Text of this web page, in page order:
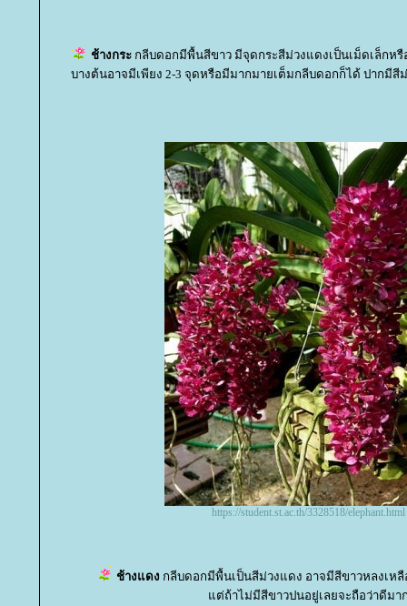
ช้างกระกลีบดอกมีพื้นสีขาว มีจุดกระสีม่วงแดงเป็นเม็ดเล็กห
บางต้นอาจมีเพียง 2-3 จุดหรือมีมากมายเต็มกลีบดอกก็ได้ ปากมี
https://student.st.ac.th/3328518/elephant.html
ช้างแดง กลีบดอกมีพื้นเป็นสีม่วงแดง อาจมีสีขาวหลงเห
ต่ถ้าไม่มีสีขาวปนอยู่เลยจะถือว่าดีมา